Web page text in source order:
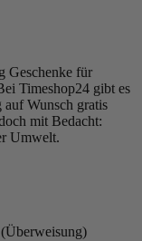
Geschenke für
Timeshop24 gibt es
auf Wunsch gratis
mit Bedacht:
Umwelt.